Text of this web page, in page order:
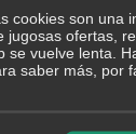
(E-170),
cookies son una
jugosas ofertas,
se vuelve lenta.
saber más, por